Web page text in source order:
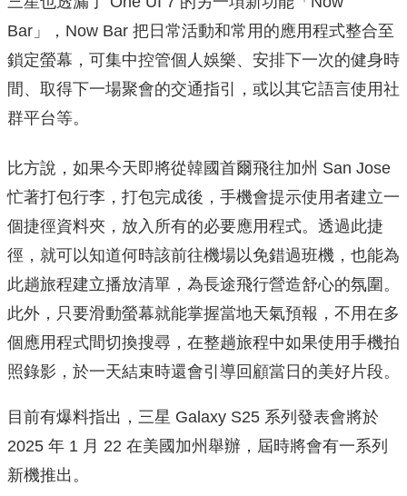
Bar」，Now Bar 把日常活動和常用的應用程式整合至
鎖定螢幕，可集中控管個人娛樂、安排下一次的健身時
間、取得下一場聚會的交通指引，或以其它語言使用社
群平台等。
比方說，如果今天即將從韓國首爾飛往加州 San Jose
忙著打包行李，打包完成後，手機會提示使用者建立一
個捷徑資料夾，放入所有的必要應用程式。透過此捷
徑，就可以知道何時該前往機場以免錯過班機，也能為
此趟旅程建立播放清單，為長途飛行營造舒心的氛圍。
此外，只要滑動螢幕就能掌握當地天氣預報，不用在多
個應用程式間切換搜尋，在整趟旅程中如果使用手機拍
照錄影，於一天結束時還會引導回顧當日的美好片段。
目前有爆料指出，三星 Galaxy S25 系列發表會將於
2025 年 1 月 22 在美國加州舉辦，屆時將會有一系列
新機推出。